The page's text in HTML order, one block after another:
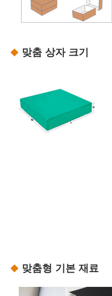
맞춤 상자 크기
맞춤형 기본 재료